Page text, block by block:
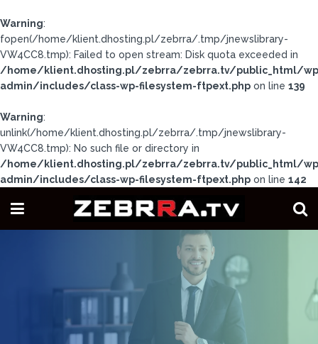
Warning:
fopen(/home/klient.dhosting.pl/zebrra/.tmp/jnewslibrary-
VW4CC8.tmp): Failed to open stream: Disk quota exceeded in
/home/klient.dhosting.pl/zebrra/zebrra.tv/public_html/
admin/includes/class-wp-filesystem-ftpext.php on line 139
Warning:
unlink(/home/klient.dhosting.pl/zebrra/.tmp/jnewslibrary-
VW4CC8.tmp): No such file or directory in
/home/klient.dhosting.pl/zebrra/zebrra.tv/public_html/
admin/includes/class-wp-filesystem-ftpext.php on line 142